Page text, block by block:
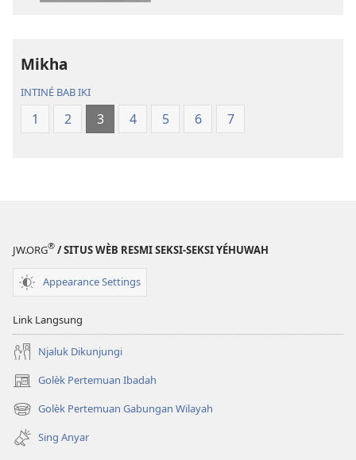
Mikha
INTINÉ BAB IKI
1 2 3 4 5 6 7
JW.ORG® / SITUS WÈB RESMI SEKSI-SEKSI YÉHUWAH
Appearance Settings
Link Langsung
Njaluk Dikunjungi
Golèk Pertemuan Ibadah
(opens
new
window)
Golèk Pertemuan Gabungan Wilayah
(opens
new
window)
Sing Anyar